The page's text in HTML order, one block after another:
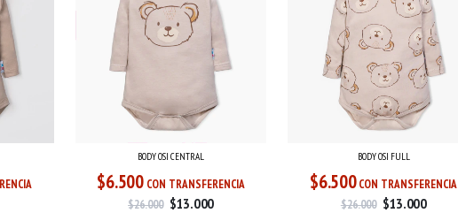
BODY OSI CENTRAL
$6.500 CON TRANSFERENCIA
$26.000 $13.000
BODY OSI FULL
$6.500 CON TRANSFERENCIA
$26.000 $13.000